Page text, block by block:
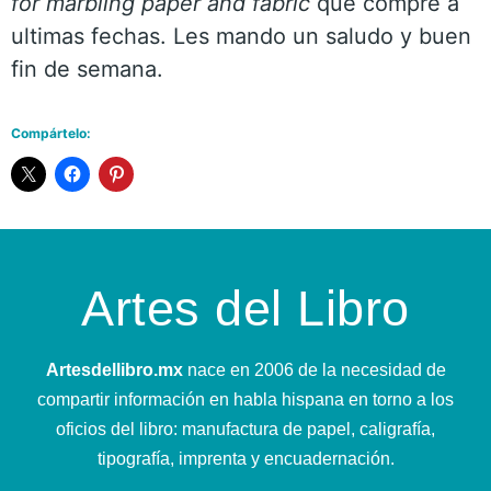
ultimas fechas. Les mando un saludo y buen
fin de semana.
Compártelo:
Artes del Libro
Artesdellibro.mxnace en 2006 de la necesidad de
compartir información en habla hispana en torno a los
oficios del libro: manufactura de papel, caligrafía,
tipografía, imprenta y encuadernación.